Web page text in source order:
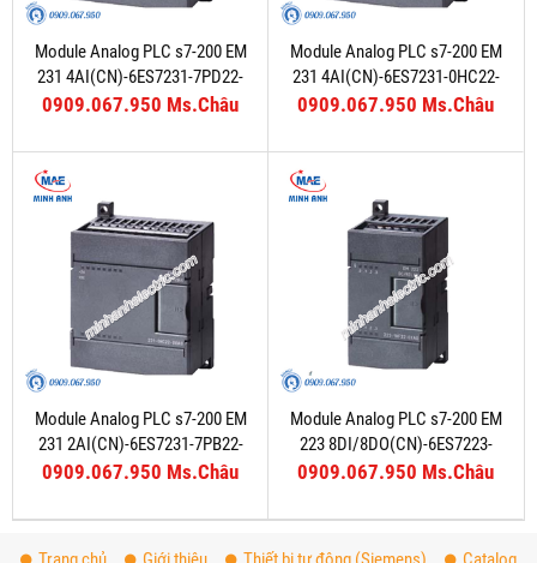
Module Analog PLC s7-200 EM
231 4AI(CN)-6ES7231-7PD22-
0XA8
0909.067.950 Ms.Châu
Module Analog PLC s7-200 EM
231 4AI(CN)-6ES7231-0HC22-
0XA8
0909.067.950 Ms.Châu
Module Analog PLC s7-200 EM
231 2AI(CN)-6ES7231-7PB22-
0XA8
0909.067.950 Ms.Châu
Module Analog PLC s7-200 EM
223 8DI/8DO(CN)-6ES7223-
1PH22-0XA8
0909.067.950 Ms.Châu